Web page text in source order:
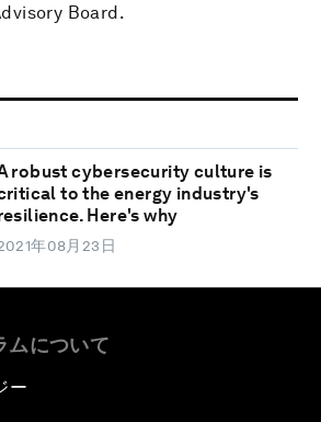
Board.
robust cybersecurity culture is
to the energy industry's
Here's why
年08月23日
ムについて
ー